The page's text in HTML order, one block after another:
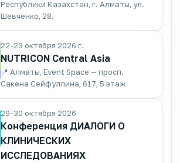
Республики Казахстан, г. Алматы, ул.
Шевченко, 28.
22-23 октября 2026 г.
NUTRICON Central Asia
📍 Алматы, Event Space — просп.
Сакена Сейфуллина, 617, 5 этаж
29-30 октября 2026
Конференция ДИАЛОГИ О
КЛИНИЧЕСКИХ
ИССЛЕДОВАНИЯХ